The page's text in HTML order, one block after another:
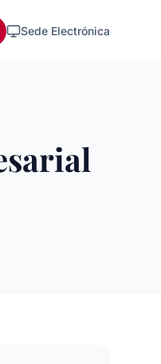
Sede Electrónica